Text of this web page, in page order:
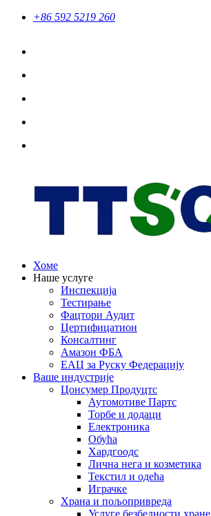
+86 592 5219 260
Хоме
Наше услуге
Инспекција
Тестирање
Фацтори Аудит
Цертифицатион
Консалтинг
Амазон ФБА
ЕАЦ за Руску Федерацију
Ваше индустрије
Цонсумер Продуцтс
Аутомотиве Партс
Торбе и додаци
Електроника
Обућа
Хардгоодс
Лична нега и козметика
Текстил и одећа
Играчке
Храна и пољопривреда
Услуге безбедности хране